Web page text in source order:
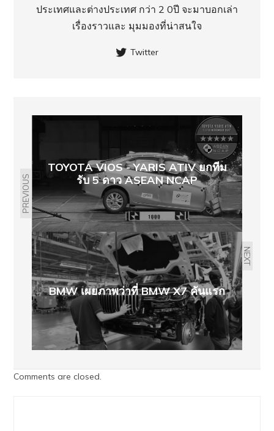
ประเทศ​และต่างประเทศ กว่า 2 0ปี จะมาบอกเล่า
เรื่องราวและ มุมมองที่น่าสนใจ
Twitter
PREVIOUS
TOYOTA VIOS - YARIS ATIV ยกทีม
รับ 5 ดาว ASEAN NCAP
NEXT
BMW เผยภาพว่าที่ BMW X7 คันแรก
Comments are closed.